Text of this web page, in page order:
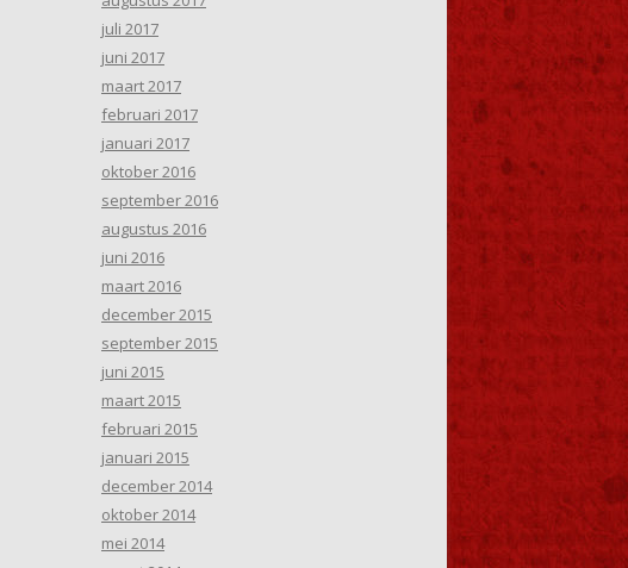
juli 2017
juni 2017
maart 2017
februari 2017
januari 2017
oktober 2016
september 2016
augustus 2016
juni 2016
maart 2016
december 2015
september 2015
juni 2015
maart 2015
februari 2015
januari 2015
december 2014
oktober 2014
mei 2014